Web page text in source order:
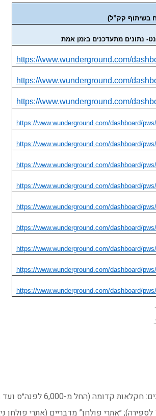
בשיתוף קק”ל)
נתונים מתעדכנים בזמן אמת
https://www.wunderground.com/
https://www.wunderground.com/
https://www.wunderground.com/
https://www.wunderground.com/dashboard/
https://www.wunderground.com/dashboard/
https://www.wunderground.com/dashboard/
https://www.wunderground.com/dashboard/
https://www.wunderground.com/dashboard/
https://www.wunderground.com/dashboard/
https://www.wunderground.com/dashboard/
https://www.wunderground.com/dashboard/
https://www.wunderground.com/dashboard/
אני חוקר את תרבותן של